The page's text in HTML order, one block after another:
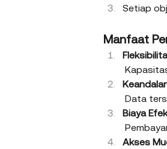
Setiap
Manfaat
Data
Biaya
Akses